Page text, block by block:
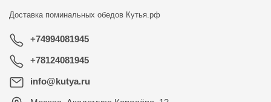
Доставка поминальных обедов Кутья.рф
+74994081945
+78124081945
info@kutya.ru